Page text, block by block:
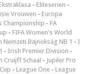
- Eliteserien -
Vrouwen - Europa
Championship - FA
- FIFA Women's World
Nemzeti Bajnokság NB 1 - I
- Irish Premier Division -
Cruijff Schaal - Jupiler Pro
- League One - League